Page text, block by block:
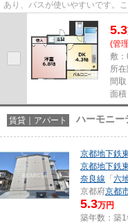
あり、バスが使いやすいです。
5.3
(管
敷
所
間
面
賃貸｜アパート ハーモニー
京都地下鉄
京都地下鉄
奈良線 「 六
京都府京都
5.3万円
築年数：築1